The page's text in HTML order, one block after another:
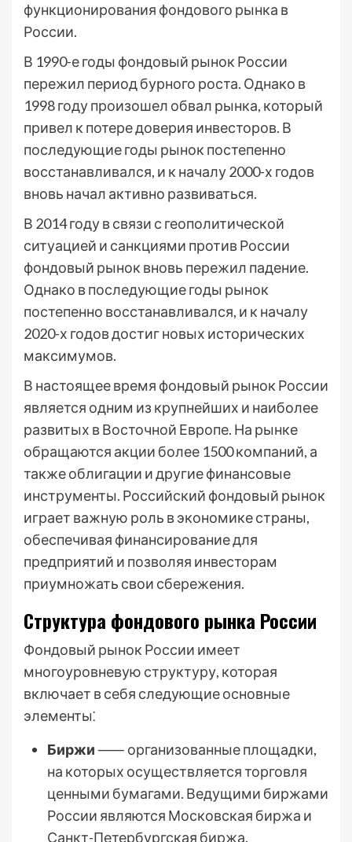
функционирования фондового рынка в
России.
В 1990-е годы фондовый рынок России
пережил период бурного роста. Однако в
1998 году произошел обвал рынка, который
привел к потере доверия инвесторов. В
последующие годы рынок постепенно
восстанавливался, и к началу 2000-х годов
вновь начал активно развиваться.
В 2014 году в связи с геополитической
ситуацией и санкциями против России
фондовый рынок вновь пережил падение.
Однако в последующие годы рынок
постепенно восстанавливался, и к началу
2020-х годов достиг новых исторических
максимумов.
В настоящее время фондовый рынок России
является одним из крупнейших и наиболее
развитых в Восточной Европе. На рынке
обращаются акции более 1500 компаний, а
также облигации и другие финансовые
инструменты. Российский фондовый рынок
играет важную роль в экономике страны,
обеспечивая финансирование для
предприятий и позволяя инвесторам
приумножать свои сбережения.
Структура фондового рынка России
Фондовый рынок России имеет
многоуровневую структуру, которая
включает в себя следующие основные
элементы⁚
Биржи⸺ организованные площадки,
на которых осуществляется торговля
ценными бумагами. Ведущими биржами
России являются Московская биржа и
Санкт-Петербургская биржа.